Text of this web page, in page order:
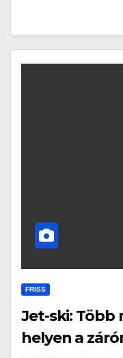
FRISS
Jet-ski: Több
helyen a